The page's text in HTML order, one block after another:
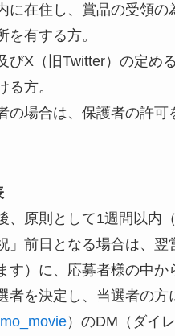
に在住し、賞品の受領の
を有する方。
びX（旧Twitter）の定め
る方。
の場合は、保護者の許可
、原則として1週間以内
」前日となる場合は、翌
す）に、応募者様の中か
者を決定し、当選者の方
）のDM（ダイ